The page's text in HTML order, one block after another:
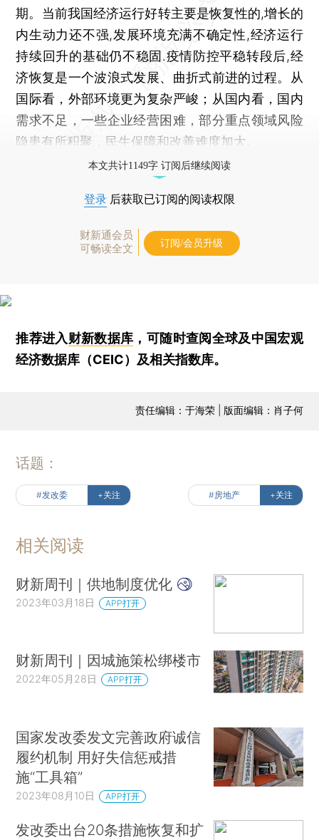
期。当前我国经济运行好转主要是恢复性的,增长的
内生动力还不强,发展环境充满不确定性,经济运行
持续回升的基础仍不稳固.疫情防控平稳转段后,经
济恢复是一个波浪式发展、曲折式前进的过程。从
国际看，外部环境更为复杂严峻；从国内看，国内
需求不足，一些企业经营困难，部分重点领域风险
隐患有所积聚，民生保障和改善难度加大。
本文共计1149字 订阅后继续阅读
登录 后获取已订阅的阅读权限
财新通会员
可畅读全文
订阅/会员升级
推荐进入财新数据库 ，可随时查阅全球及中国宏观
经济数据库（CEIC）及相关指数库。
责任编辑：于海荣 | 版面编辑：肖子何
话题：
#发改委 +关注 #房地产 +关注
相关阅读
财新周刊｜供地制度优化
2023年03月18日 APP打开
财新周刊｜因城施策松绑楼市
2022年05月28日 APP打开
国家发改委发文完善政府诚信
履约机制 用好失信惩戒措
施“工具箱”
2023年08月10日 APP打开
发改委出台20条措施恢复和扩